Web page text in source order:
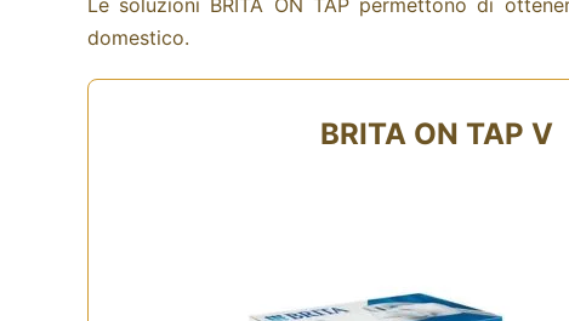
Le soluzioni BRITA ON TAP permettono di
domestico.
BRITA ON TAP V